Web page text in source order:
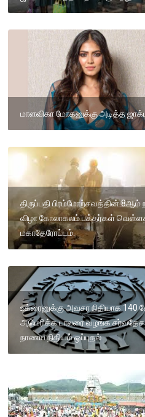
மாளவிகா மோகனுக்கு அடித்த
திருப்பதி பிரம்மோற்சவத்தின் 8ஆம்
விழா கோலாகலம் பக்தர்கள்
மகாதேரோட்டம்.
உக்ரைனுக்கு அவசர நிதியாக 140
அமெரிக்க டாலரை வழங்க சர்வதேச
நாணய நிதியம் ஒப்புதல்